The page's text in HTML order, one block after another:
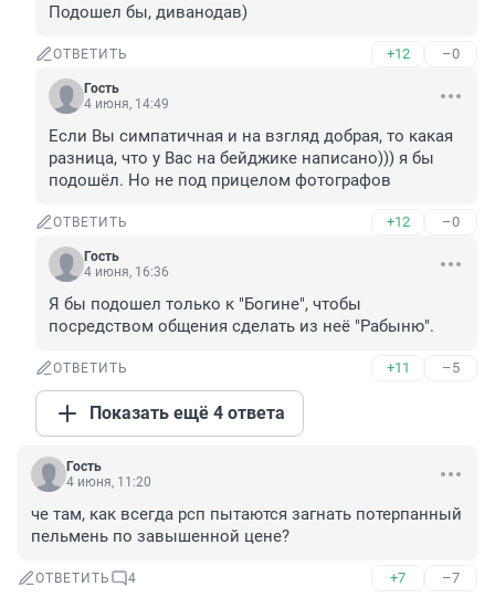
Подошел бы, диванодав)
ОТВЕТИТЬ +12 –0
Гость
4 июня, 14:49
Если Вы симпатичная и на взгляд добрая, то какая
разница, что у Вас на бейджике написано))) я бы
подошёл. Но не под прицелом фотографов
ОТВЕТИТЬ +12 –0
Гость
4 июня, 16:36
Я бы подошел только к "Богине", чтобы
посредством общения сделать из неё "Рабыню".
ОТВЕТИТЬ +11 –5
Показать ещё 4 ответа
Гость
4 июня, 11:20
че там, как всегда рсп пытаются загнать потерпанный
пельмень по завышенной цене?
ОТВЕТИТЬ 4 +7 –7